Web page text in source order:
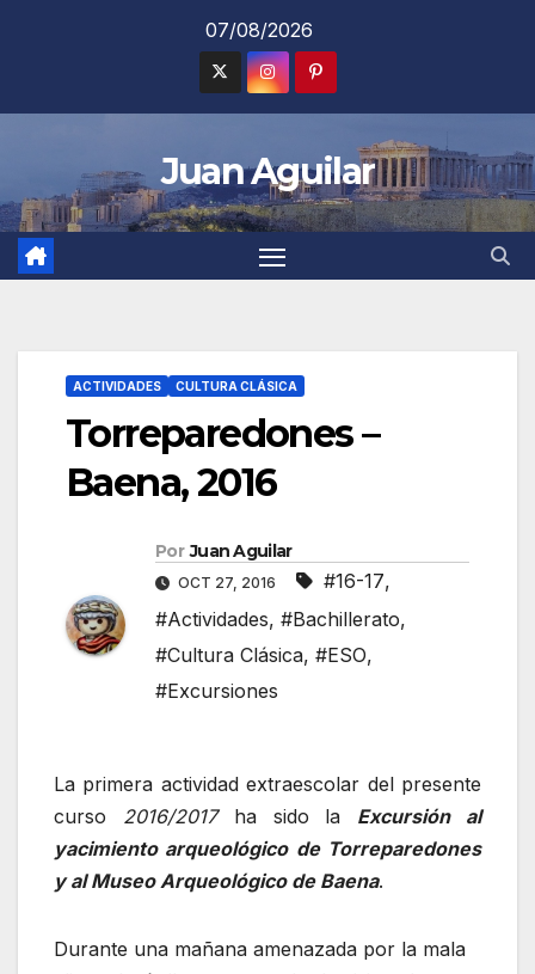
07/08/2026
Juan Aguilar
ACTIVIDADES CULTURA CLÁSICA
Torreparedones –
Baena, 2016
Por Juan Aguilar
OCT 27, 2016 #16-17,
#Actividades, #Bachillerato,
#Cultura Clásica, #ESO,
#Excursiones
La primera actividad extraescolar del presente
curso 2016/2017ha sido la Excursión al
yacimiento arqueológico de Torreparedones
y al Museo Arqueológico de Baena.
Durante una mañana amenazada por la mala